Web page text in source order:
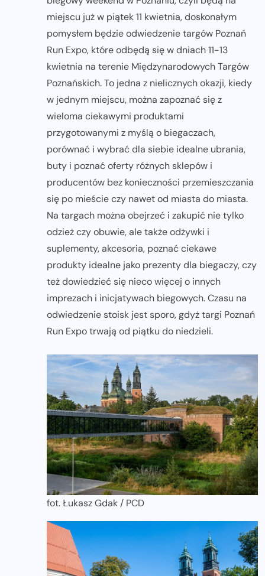
miejscu już w piątek 11 kwietnia, doskonałym
pomysłem będzie odwiedzenie targów Poznań
Run Expo, które odbędą się w dniach 11-13
kwietnia na terenie Międzynarodowych Targów
Poznańskich. To jedna z nielicznych okazji, kiedy
w jednym miejscu, można zapoznać się z
wieloma ciekawymi produktami
przygotowanymi z myślą o biegaczach,
porównać i wybrać dla siebie idealne ubrania,
buty i poznać oferty różnych sklepów i
producentów bez konieczności przemieszczania
się po mieście czy nawet od miasta do miasta.
Na targach można obejrzeć i zakupić nie tylko
odzież czy obuwie, ale także odżywki i
suplementy, akcesoria, poznać ciekawe
produkty idealne jako prezenty dla biegaczy, czy
też dowiedzieć się nieco więcej o innych
imprezach i inicjatywach biegowych. Czasu na
odwiedzenie stoisk jest sporo, gdyż targi Poznań
Run Expo trwają od piątku do niedzieli.
fot. Łukasz Gdak / PCD